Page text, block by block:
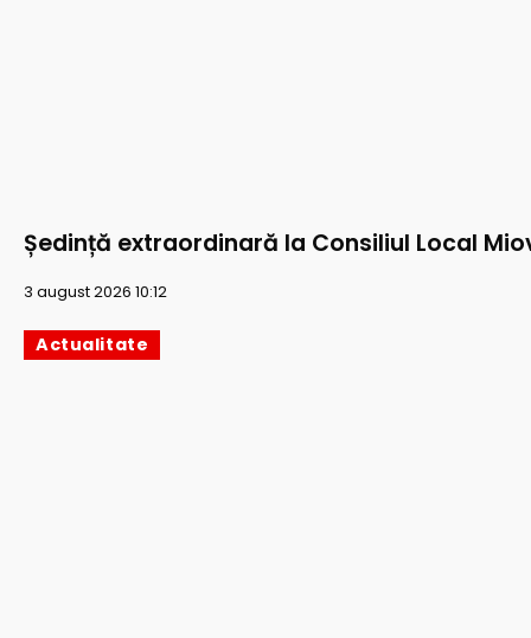
Ședință extraordinară la Consiliul Local
3 august 2026 10:12
Actualitate